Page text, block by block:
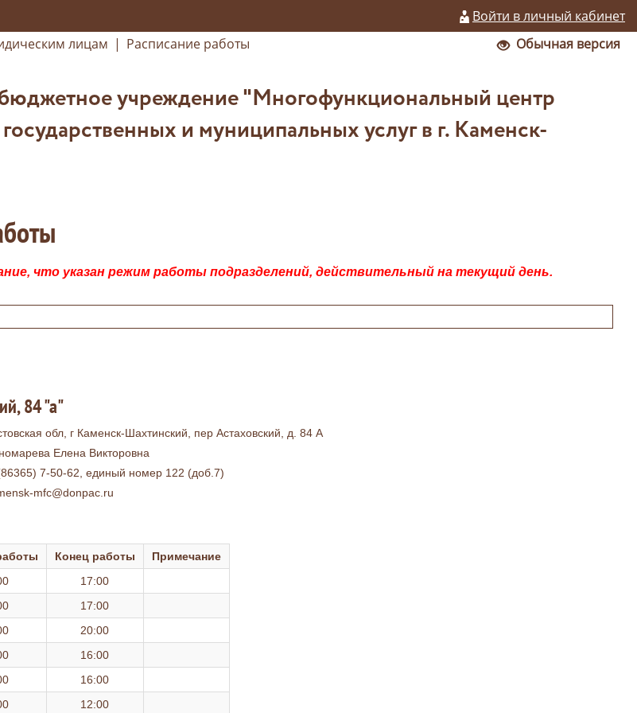
Войти в личный кабинет
лицам | Расписание работы Обычная версия
учреждение "Многофункциональный центр
и муниципальных услуг в г. Каменск-
что указан режим работы подразделений, действительный на текущий день.
84 "а"
обл, г Каменск-Шахтинский, пер Астаховский, д. 84 А
Елена Викторовна
7-50-62, единый номер 122 (доб.7)
mfc@donpac.ru
Конец работы
Примечание
17:00
17:00
20:00
16:00
16:00
12:00